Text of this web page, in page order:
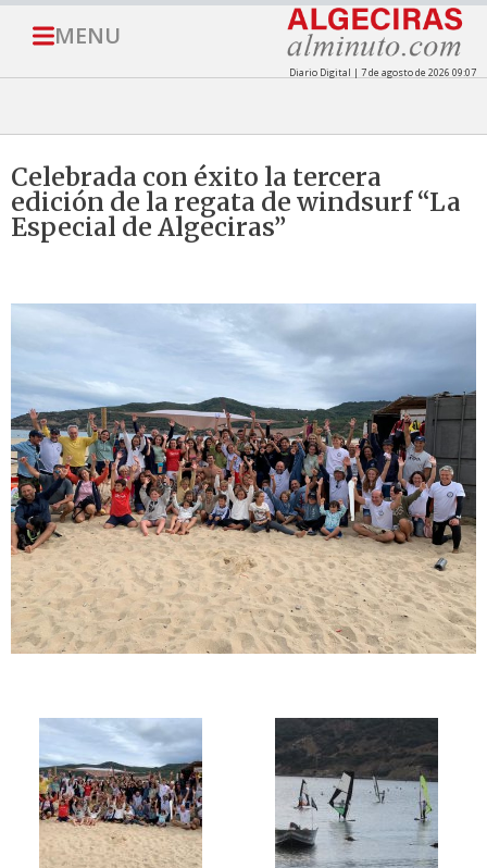
MENU
Diario Digital | 7 de agosto de 2026 09:07
Celebrada con éxito la tercera
edición de la regata de windsurf “La
Especial de Algeciras”